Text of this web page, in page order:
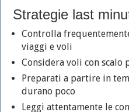
Strategie last
Controlla
viaggi e voli
Considera voli con scalo
Preparati a partire in
durano poco
Leggi attentamente le